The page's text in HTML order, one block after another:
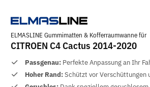
ELMASLINE Gummimatten & Kofferraumwanne für
CITROEN C4 Cactus 2014-2020
Passgenau: Perfekte Anpassung an Ihr
Hoher Rand:Schützt vor Verschüttungen